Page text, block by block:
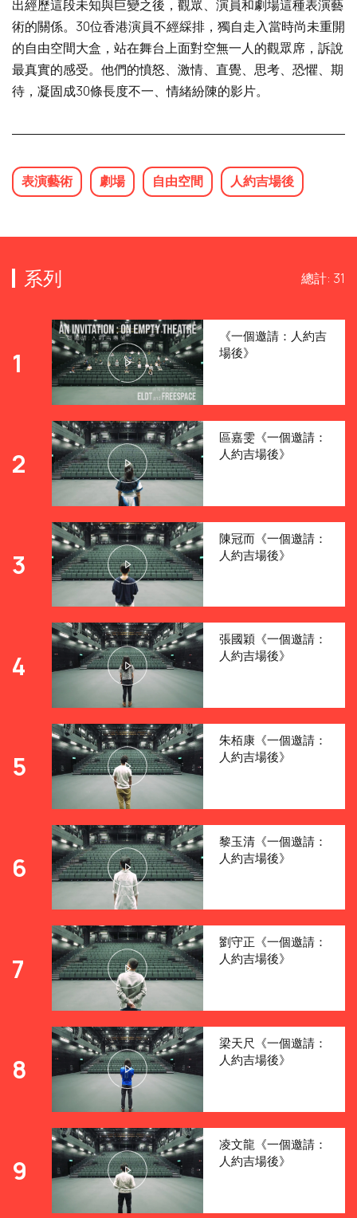
出經歷這段未知與巨變之後，觀眾、演員和劇場這種表演藝
術的關係。30位香港演員不經綵排，獨自走入當時尚未重開
的自由空間大盒，站在舞台上面對空無一人的觀眾席，訴說
最真實的感受。他們的憤怒、激情、直覺、思考、恐懼、期
待，凝固成30條長度不一、情緒紛陳的影片。
表演藝術 劇場 自由空間 人約吉場後
系列 總計: 31
1
《一個邀請：人約吉
場後》
2
區嘉雯《一個邀請：
人約吉場後》
3
陳冠而《一個邀請：
人約吉場後》
4
張國穎《一個邀請：
人約吉場後》
5
朱栢康《一個邀請：
人約吉場後》
6
黎玉清《一個邀請：
人約吉場後》
7
劉守正《一個邀請：
人約吉場後》
8
梁天尺《一個邀請：
人約吉場後》
9
凌文龍《一個邀請：
人約吉場後》